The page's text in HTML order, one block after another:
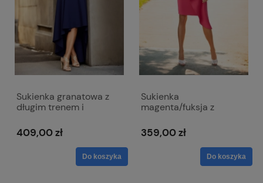
Sukienka granatowa z
długim trenem i
Selena
409,00 zł
Do koszyka
Sukienka
magenta/fuksja z
dekoltem w literkę V -
Victoria
359,00 zł
Do koszyka